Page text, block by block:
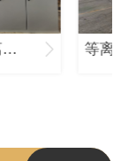
脉冲电源等离子渗氮炉案例